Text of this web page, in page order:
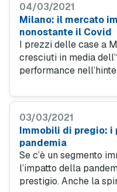
04/03/2021
Milano: il mercato
nonostante il Covid
I prezzi delle case a
cresciuti in media
performance
quanto emerge da
03/03/2021
Immobili di pregio:
pandemia
Se c’è un segmento
l’impatto della
prestigio. Anche la